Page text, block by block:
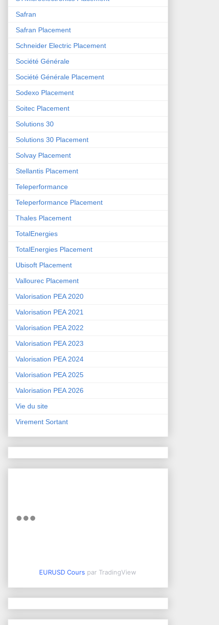
Safran
Safran Placement
Schneider Electric Placement
Société Générale
Société Générale Placement
Sodexo Placement
Soitec Placement
Solutions 30
Solutions 30 Placement
Solvay Placement
Stellantis Placement
Teleperformance
Teleperformance Placement
Thales Placement
TotalEnergies
TotalEnergies Placement
Ubisoft Placement
Vallourec Placement
Valorisation PEA 2020
Valorisation PEA 2021
Valorisation PEA 2022
Valorisation PEA 2023
Valorisation PEA 2024
Valorisation PEA 2025
Valorisation PEA 2026
Vie du site
Virement Sortant
EURUSD Cours par TradingView